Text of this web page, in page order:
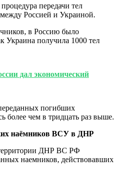
передачи тел
Россией и Украиной.
в Россию было
Украина получила 1000 тел
дал экономический
погибших
более чем в тридцать раз выше.
наёмников ВСУ в ДНР
ДНР ВС РФ
наемников, действовавших